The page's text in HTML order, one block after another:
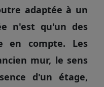
adaptée à un
n'est qu'un des
en compte. Les
mur, le sens
d'un étage,